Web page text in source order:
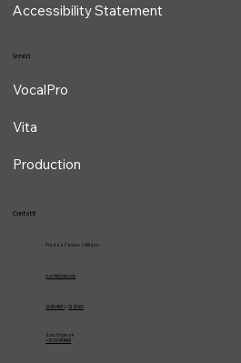
Accessibility Statement
Contatti
Piazza Cavour 1, Milano
vcarlile@me.com
02 82948631 / 02 653952
Solo Urgenze
+39 3334709981
Servizi
VocalPro
Vita
Production